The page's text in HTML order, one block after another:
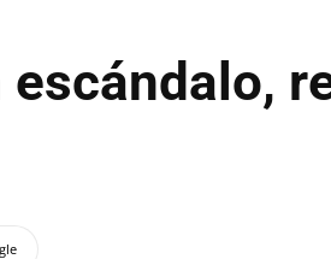
escándalo,